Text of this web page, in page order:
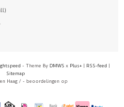
- Theme By DMWS x Plus+| RSS-feed |
Sitemap
Haag / - beoordelingen op